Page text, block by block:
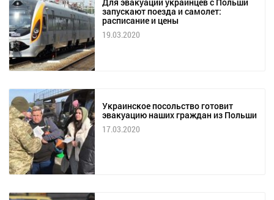
запускают поезда и самолет:
расписание и цены
19.03.2020
Украинское посольство готовит
эвакуацию наших граждан из Польши
17.03.2020